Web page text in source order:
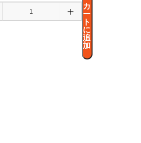
＋
カ
ー
ト
に
追
加